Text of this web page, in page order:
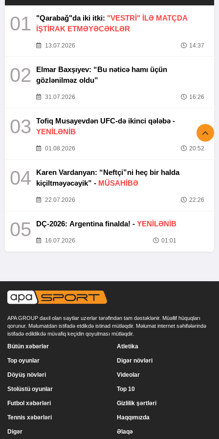
01 "Qarabağ"da iki itki: "VESTRİ" İLƏ MATÇDA
İŞTİRAK ETMƏYƏCƏKLƏR
13.07.2026 14:37
02
Elmar Baxşıyev: “Bu nəticə hamı üçün
gözlənilməz oldu”
31.07.2026 16:26
03
Tofiq Musayevdən UFC-də ikinci qələbə -
YENİLƏNİB
01.08.2026 20:52
04
Karen Vardanyan: “Neftçi”ni heç bir halda
kiçiltməyəcəyik” - MÜSAHİBƏ
22.07.2026 22:26
05 DÇ-2026: Argentina finalda! - YENİLƏNİB
16.07.2026 01:01
APA GROUP daxil olan saytlar uzerlər tərəfindən tam dəstəklənir. Müəllif hüquqları
qorunur. Məlumatdan istifadə etdikdə istinad mütləqdir. Məlumat internet səhifələrində
istifadə edildikdə müvafiq keçidin qoyulması mütləqdir.
Bütün xəbərlər
Top oyunlar
Döyüş növləri
Stolüstü oyunlar
Atletika
Digər növləri
Videolar
Top 10
Futbol xəbərləri
Tennis xəbərləri
Digər
Gizlilik şərtləri
Haqqımızda
Əlaqə